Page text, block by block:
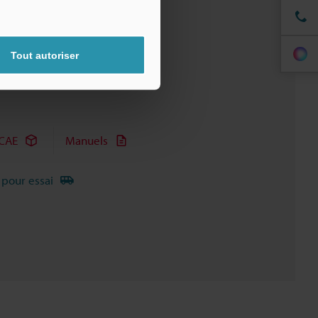
Tout autoriser
Manuels
essai